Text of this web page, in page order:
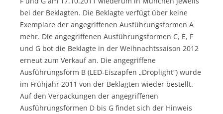
bei der Beklagten. Die Beklagte verfügt über keine
Exemplare der angegriffenen Ausführungsformen A
mehr. Die angegriffenen Ausführungsformen C, E, F
und G bot die Beklagte in der Weihnachtssaison 2012
erneut zum Verkauf an. Die angegriffene
Ausführungsform B (LED-Eiszapfen „Droplight“) wurde
im Frühjahr 2011 von der Beklagten wieder bestellt.
Auf den Verpackungen der angegriffenen
Ausführungsformen D bis G findet sich der Hinweis